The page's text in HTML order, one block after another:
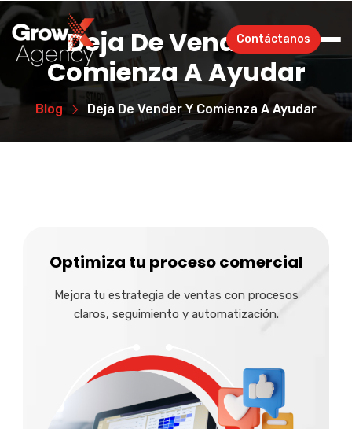
Contáctanos
Deja De Vender Y
Comienza A Ayudar
Blog Deja De Vender Y Comienza A Ayudar
Optimiza tu proceso comercial
Mejora tu estrategia de ventas con procesos
claros, seguimiento y automatización.